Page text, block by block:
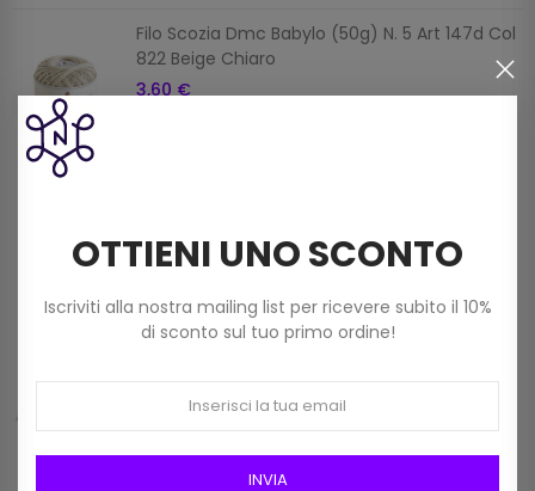
Filo Scozia Dmc Babylo (50g) N. 5 Art 147d Col
822 Beige Chiaro
3,60 €
9,00 €
Frangia In Rafia Da 15mm Art 2116/15 Col 01
12,00 €
OTTIENI UNO SCONTO
Iscriviti alla nostra mailing list per ricevere subito il 10%
di sconto sul tuo primo ordine!
INVIA